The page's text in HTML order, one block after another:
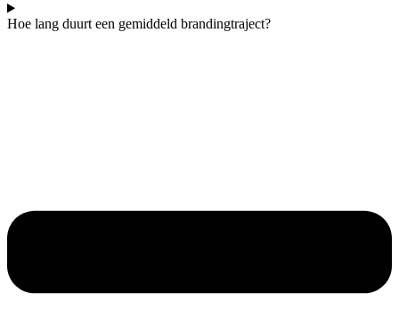
Hoe lang duurt een gemiddeld brandingtraject?